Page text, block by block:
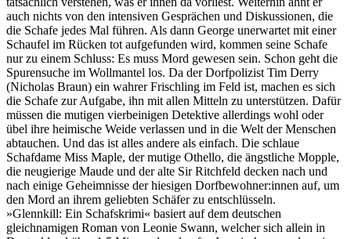
auch nichts von den intensiven Gesprächen und Diskussionen, die
die Schafe jedes Mal führen. Als dann George unerwartet mit einer
Schaufel im Rücken tot aufgefunden wird, kommen seine Schafe
nur zu einem Schluss: Es muss Mord gewesen sein. Schon geht die
Spurensuche im Wollmantel los. Da der Dorfpolizist Tim Derry
(Nicholas Braun) ein wahrer Frischling im Feld ist, machen es sich
die Schafe zur Aufgabe, ihn mit allen Mitteln zu unterstützen. Dafür
müssen die mutigen vierbeinigen Detektive allerdings wohl oder
übel ihre heimische Weide verlassen und in die Welt der Menschen
abtauchen. Und das ist alles andere als einfach. Die schlaue
Schafdame Miss Maple, der mutige Othello, die ängstliche Mopple,
die neugierige Maude und der alte Sir Ritchfeld decken nach und
nach einige Geheimnisse der hiesigen Dorfbewohner:innen auf, um
den Mord an ihrem geliebten Schäfer zu entschlüsseln.
»Glennkill: Ein Schafskrimi« basiert auf dem deutschen
gleichnamigen Roman von Leonie Swann, welcher sich allein in